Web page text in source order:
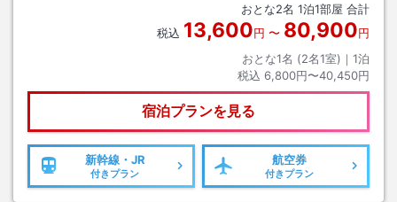
おとな2名 1泊1部屋 合計
税込 13,600円 〜 80,900円
おとな1名 (2名1室)｜ 1泊
税込 6,800円〜40,450円
宿泊プランを見る
新幹線・JR
付きプラン
航空券
付きプラン